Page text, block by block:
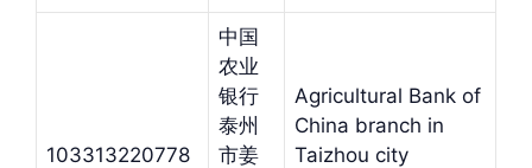
103313220778
中国
农业
银行
泰州
市姜
Agricultural Bank of
China branch in
Taizhou city